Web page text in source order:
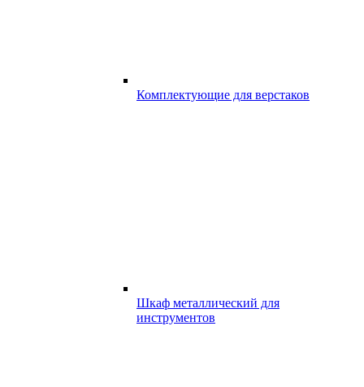
Комплектующие для верстаков
Шкаф металлический для
инструментов